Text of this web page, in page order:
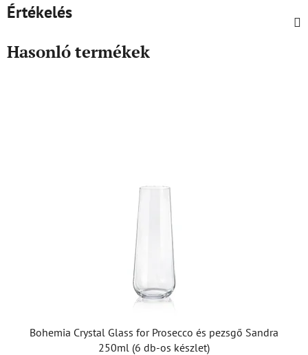
Értékelés
Hasonló termékek
Bohemia Crystal Glass for Prosecco és pezsgő Sandra
250ml (6 db-os készlet)